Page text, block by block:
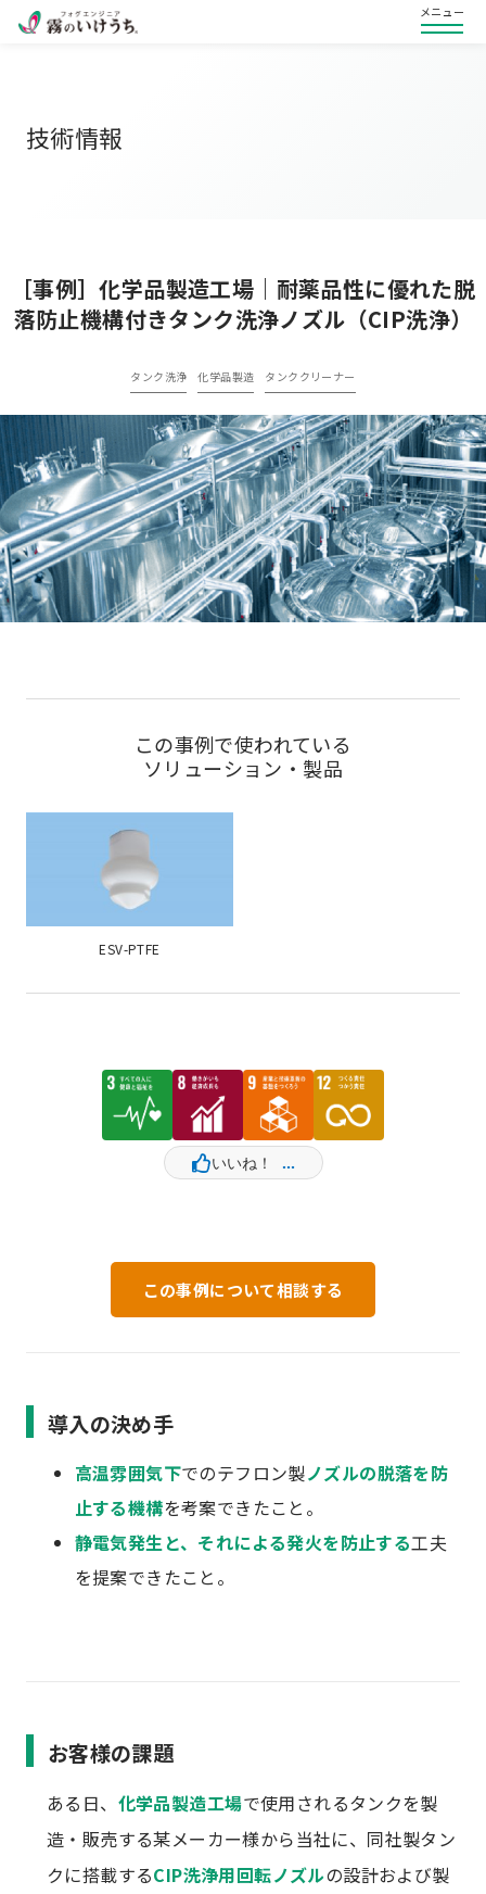
メニュー
技術情報
［事例］化学品製造工場｜耐薬品性に優れた脱
落防止機構付きタンク洗浄ノズル（CIP洗浄）
タンク洗浄 化学品製造 タンククリーナー
この事例で使われている
ソリューション・製品
ESV-PTFE
この事例について相談する
導入の決め手
高温雰囲気下でのテフロン製ノズルの脱落を防
止する機構を考案できたこと。
静電気発生と、それによる発火を防止する工夫
を提案できたこと。
お客様の課題
ある日、 化学品製造工場で使用されるタンクを製
造・販売する某メーカー様から当社に、同社製タン
クに搭載するCIP洗浄用回転ノズルの設計および製